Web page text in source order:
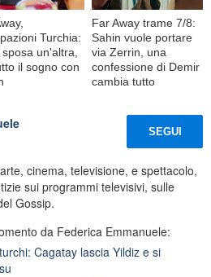
Turchia:
un'altra,
il sogno con
Far Away trame 7/8:
Sahin vuole portare
via Zerrin, una
confessione di Demir
cambia tutto
SEGUI
cinema, televisione, e spettacolo,
sui programmi televisivi, sulle
Gossip.
da Federica Emmanuele:
Cagatay lascia Yildiz e si